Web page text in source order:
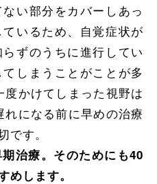
い部分をカバーしあっ
いるため、自覚症状が
ずのうちに進行してい
しまうことがことが多
かけてしまった視野は
になる前に早めの治療
です。
治療。そのためにも40
めします。